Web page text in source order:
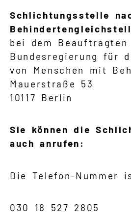
Schlichtungsstelle
bei dem Beauftragten
Bundesregierung für
von Menschen mit
Mauerstraße 53
10117 Berlin
Sie können die
auch anrufen:
Die Telefon-Nummer
030 18 527 2805